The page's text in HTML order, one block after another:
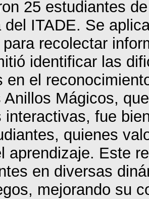
25 estudiantes
del ITADE. Se
recolectar
identificar las
en el
Anillos Mágicos,
interactivas, fue
quienes
aprendizaje. Este
en diversas
mejorando su